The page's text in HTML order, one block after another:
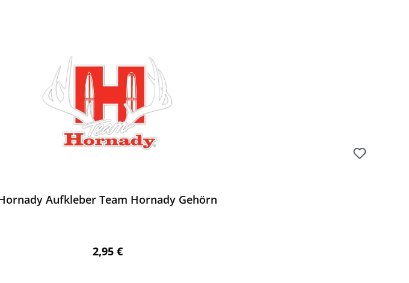
Aufkleber Team Hornady Gehörn
Regulärer Preis:
2,95 €